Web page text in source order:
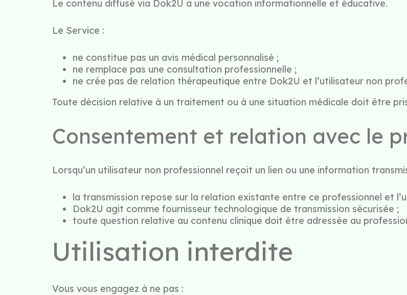
Le contenu diffusé via Dok2U a une vocation informationnelle et éducative.
Le Service :
ne constitue pas un avis médical personnalisé ;
ne remplace pas une consultation professionnelle ;
ne crée pas de relation thérapeutique entre Dok2U et l’utilisateur non
Toute décision relative à un traitement ou à une situation médicale doit être
Consentement et relation avec le
Lorsqu’un utilisateur non professionnel reçoit un lien ou une information
la transmission repose sur la relation existante entre ce professionnel et
Dok2U agit comme fournisseur technologique de transmission sécurisée ;
toute question relative au contenu clinique doit être adressée au
Utilisation interdite
Vous vous engagez à ne pas :